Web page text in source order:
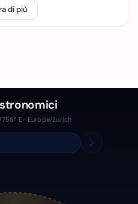
di più
E · Europe/Zurich